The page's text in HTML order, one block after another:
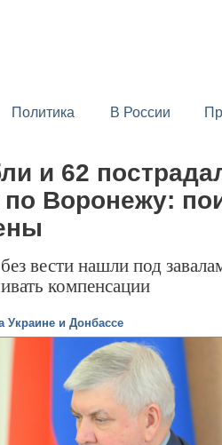
Политика В России
и 62
по Воронежу:
вести нашли под
компенсации
Украине и Донбассе